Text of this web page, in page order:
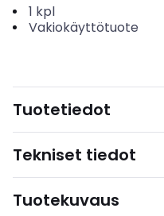
1 kpl
Vakiokäyttötuote
Tuotetiedot
Tekniset tiedot
Tuotekuvaus